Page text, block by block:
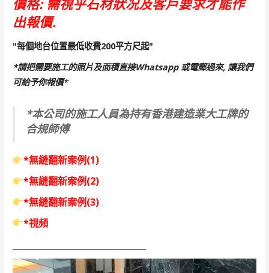
價格: 需視乎石材狀况及客戶要求才能作
出報價.
"每個地台位置最低收費200平方尺起"
*請把需要施工的照片及面積直接Whatsapp 或電郵過來, 讓我們
可給予你報價*
*本公司的施工人員為持有香港建造業大工牌的
合規師傅
*無縫翻新案例(1)
*無縫翻新案例(2)
*無縫翻新案例(3)
*視頻